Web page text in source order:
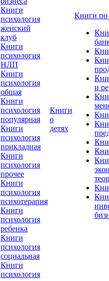
Книги
психология
женский
клуб
Книги
психология
НЛП
Книги
психология
общая
Книги
психология
популярная
Книги
психология
прикладная
Книги
психология
прочее
Книги
психология
психотерапия
Книги
психология
ребенка
Книги
психология
социальная
Книги
психология
Книги
о
детях
Книги по
и